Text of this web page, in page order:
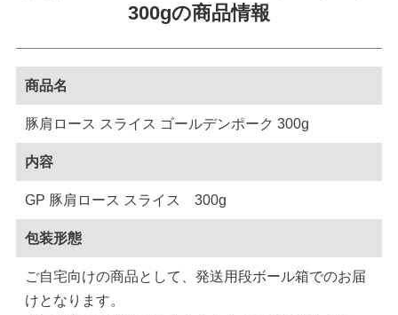
300gの商品情報
商品名
豚肩ロース スライス ゴールデンポーク 300g
内容
GP 豚肩ロース スライス 300g
包装形態
ご自宅向けの商品として、発送用段ボール箱でのお届
けとなります。